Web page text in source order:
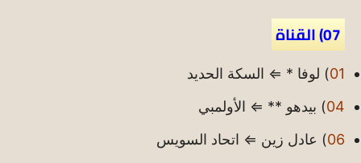
07) القناة
01) لوفا * ⇐ السكة الحديد
04) بيدهو ** ⇐ الأولمبي
06) عادل زين ⇐ اتحاد السويس